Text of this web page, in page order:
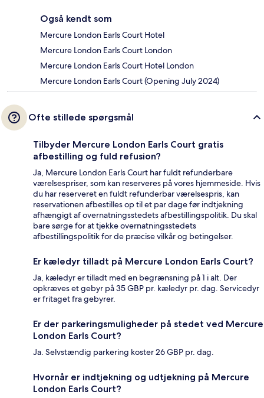
Også kendt som
Mercure London Earls Court Hotel
Mercure London Earls Court London
Mercure London Earls Court Hotel London
Mercure London Earls Court (Opening July 2024)
Ofte stillede spørgsmål
Tilbyder Mercure London Earls Court gratis
afbestilling og fuld refusion?
Ja, Mercure London Earls Court har fuldt refunderbare
værelsespriser, som kan reserveres på vores hjemmeside. Hvis
du har reserveret en fuldt refunderbar værelsespris, kan
reservationen afbestilles op til et par dage før indtjekning
afhængigt af overnatningsstedets afbestillingspolitik. Du skal
bare sørge for at tjekke overnatningsstedets
afbestillingspolitik for de præcise vilkår og betingelser.
Er kæledyr tilladt på Mercure London Earls Court?
Ja, kæledyr er tilladt med en begrænsning på 1 i alt. Der
opkræves et gebyr på 35 GBP pr. kæledyr pr. dag. Servicedyr
er fritaget fra gebyrer.
Er der parkeringsmuligheder på stedet ved Mercure
London Earls Court?
Ja. Selvstændig parkering koster 26 GBP pr. dag.
Hvornår er indtjekning og udtjekning på Mercure
London Earls Court?